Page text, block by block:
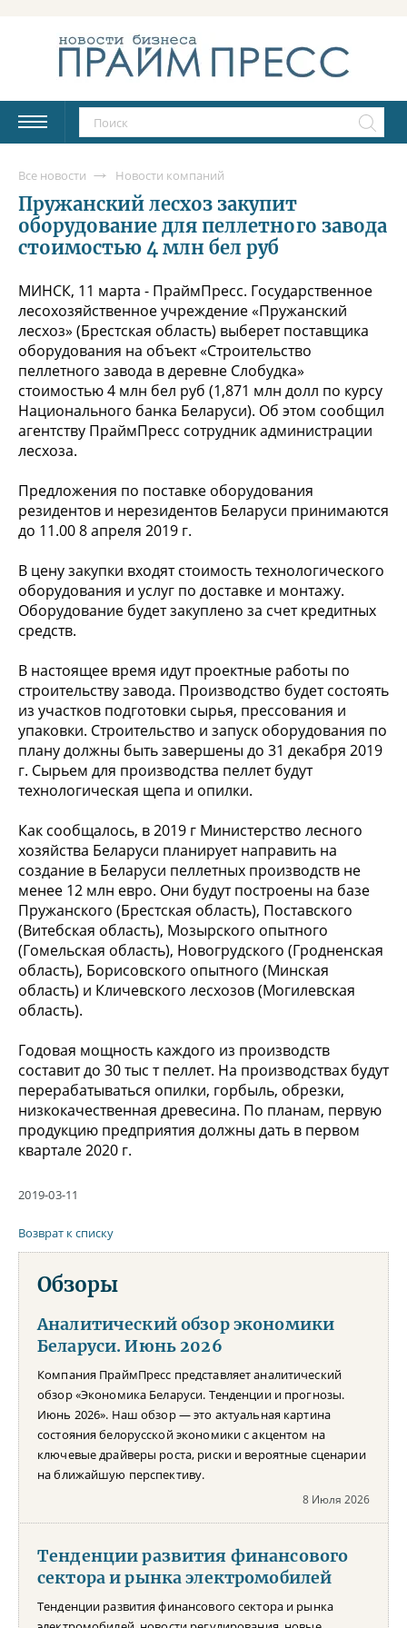
Все новости Новости компаний
Пружанский лесхоз закупит
оборудование для пеллетного завода
стоимостью 4 млн бел руб
МИНСК, 11 марта - ПраймПресс. Государственное
лесохозяйственное учреждение «Пружанский
лесхоз» (Брестская область) выберет поставщика
оборудования на объект «Строительство
пеллетного завода в деревне Слобудка»
стоимостью 4 млн бел руб (1,871 млн долл по курсу
Национального банка Беларуси). Об этом сообщил
агентству ПраймПресс сотрудник администрации
лесхоза.
Предложения по поставке оборудования
резидентов и нерезидентов Беларуси принимаются
до 11.00 8 апреля 2019 г.
В цену закупки входят стоимость технологического
оборудования и услуг по доставке и монтажу.
Оборудование будет закуплено за счет кредитных
средств.
В настоящее время идут проектные работы по
строительству завода. Производство будет состоять
из участков подготовки сырья, прессования и
упаковки. Строительство и запуск оборудования по
плану должны быть завершены до 31 декабря 2019
г. Сырьем для производства пеллет будут
технологическая щепа и опилки.
Как сообщалось, в 2019 г Министерство лесного
хозяйства Беларуси планирует направить на
создание в Беларуси пеллетных производств не
менее 12 млн евро. Они будут построены на базе
Пружанского (Брестская область), Поставского
(Витебская область), Мозырского опытного
(Гомельская область), Новогрудского (Гродненская
область), Борисовского опытного (Минская
область) и Кличевского лесхозов (Могилевская
область).
Годовая мощность каждого из производств
составит до 30 тыс т пеллет. На производствах будут
перерабатываться опилки, горбыль, обрезки,
низкокачественная древесина. По планам, первую
продукцию предприятия должны дать в первом
квартале 2020 г.
2019-03-11
Возврат к списку
Обзоры
Аналитический обзор экономики
Беларуси. Июнь 2026
Компания ПраймПресс представляет аналитический
обзор «Экономика Беларуси. Тенденции и прогнозы.
Июнь 2026». Наш обзор — это актуальная картина
состояния белорусской экономики с акцентом на
ключевые драйверы роста, риски и вероятные сценарии
на ближайшую перспективу.
8 Июля 2026
Тенденции развития финансового
сектора и рынка электромобилей
Тенденции развития финансового сектора и рынка